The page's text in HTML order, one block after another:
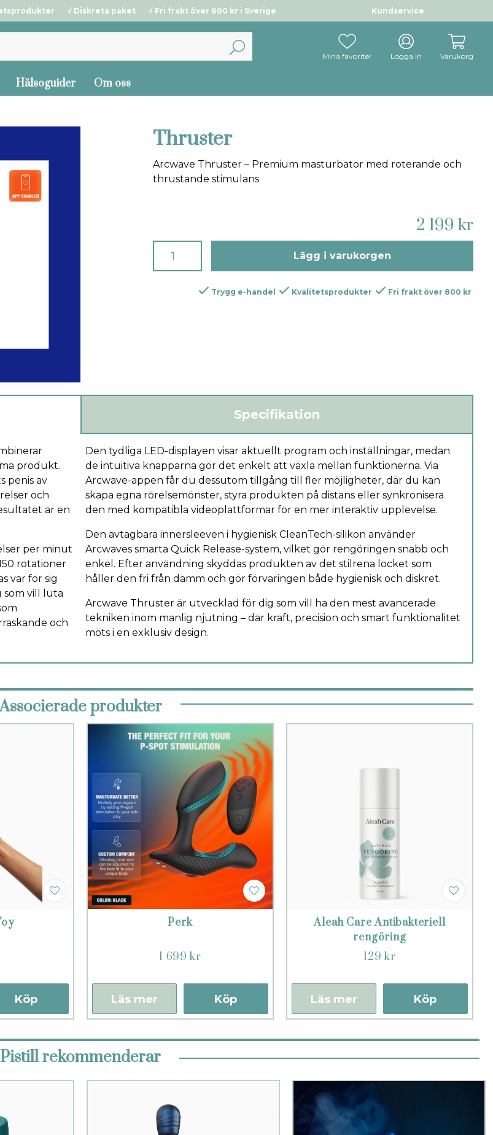
Kundservice
√ Diskreta paket √ Fri frakt över 800 kr i Sverige
Mina favoriter Logga In Varukorg
Hälsoguider Om oss
Thruster
Arcwave Thruster – Premium masturbator med roterande och
thrustande stimulans
2 199 kr
Lägg i varukorgen
Trygg e-handel Kvalitetsprodukter Fri frakt över 800 kr
Specifikation
produkt.
penis av
och
är en
per minut
rotationer
var för sig
som vill luta
och
Den tydliga LED-displayen visar aktuellt program och inställningar, medan
de intuitiva knapparna gör det enkelt att växla mellan funktionerna. Via
Arcwave-appen får du dessutom tillgång till fler möjligheter, där du kan
skapa egna rörelsemönster, styra produkten på distans eller synkronisera
den med kompatibla videoplattformar för en mer interaktiv upplevelse.
Den avtagbara innersleeven i hygienisk CleanTech-silikon använder
Arcwaves smarta Quick Release-system, vilket gör rengöringen snabb och
enkel. Efter användning skyddas produkten av det stilrena locket som
håller den fri från damm och gör förvaringen både hygienisk och diskret.
Arcwave Thruster är utvecklad för dig som vill ha den mest avancerade
tekniken inom manlig njutning – där kraft, precision och smart funktionalitet
möts i en exklusiv design.
produkter
Köp
Perk
1 699 kr
Köp
Läs mer
Aleah Care Antibakteriell
rengöring
129 kr
Köp
Läs mer
Pistill rekommenderar